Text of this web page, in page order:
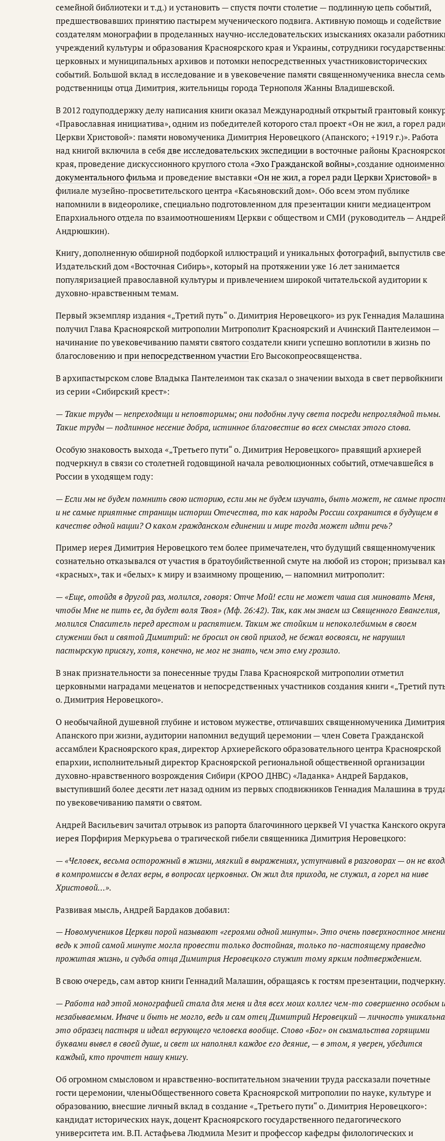
семейной библиотеки и т.д.) и установить — спустя почти столетие — подлинную цепь событий,
предшествовавших принятию пастырем мученического подвига. Активную помощь и содействие
создателям монографии в проделанных научно-исследовательских изысканиях оказали
учреждений культуры и образования Красноярского края и Украины, сотрудники
церковных и муниципальных архивов и потомки непосредственных участниковисторических
событий. Большой вклад в исследование и в увековечение памяти священномученика внесла
родственницы отца Димитрия, жительницы города Тернополя Жанны Владишевской.
В 2012 годуподдержку делу написания книги оказал Международный открытый грантовый
«Православная инициатива», одним из победителей которого стал проект «Он не жил, а горел
Церкви Христовой»: памяти новомученика Димитрия Неровецкого (Апанского; +1919 г.)». Работа
над книгой включила в себя две исследовательских экспедициив восточные районы
края, проведение дискуссионного круглого стола «Эхо Гражданской войны»,создание
документального фильма и проведение выставки«Он не жил, а горел ради Церкви Христовой»в
филиале музейно-просветительского центра «Касьяновский дом». Обо всем этом публике
напомнили в видеоролике, специально подготовленном для презентации книги медиацентром
Епархиального отдела по взаимоотношениям Церкви с обществом и СМИ (руководитель —
Андрюшкин).
Книгу, дополненную обширной подборкой иллюстраций и уникальных фотографий, выпустилв
Издательский дом «Восточная Сибирь», который на протяжении уже 16 лет занимается
популяризацией православной культуры и привлечением широкой читательской аудитории к
духовно-нравственным темам.
Первый экземпляр издания «„Третий путь“ о. Димитрия Неровецкого» из рук Геннадия Малашина
получил Глава Красноярской митрополии Митрополит Красноярский и Ачинский Пантелеимон —
начинание по увековечиванию памяти святого создатели книги успешно воплотили в жизнь по
благословению ипри непосредственном участииЕго Высокопреосвященства.
В архипастырском слове Владыка Пантелеимон так сказал о значении выхода в свет первойкниги
из серии «Сибирский крест»:
— Такие труды — непреходящи и неповторимы; они подобны лучу света посреди непроглядной тьмы.
Такие труды — подлинное несение добра, истинное благовестие во всех смыслах этого слова.
Особую знаковость выхода «„Третьего пути“ о. Димитрия Неровецкого» правящий архиерей
подчеркнул в связи со столетней годовщиной начала революционных событий, отмечавшейся в
России в уходящем году:
— Если мы не будем помнить свою историю, если мы не будем изучать, быть может, не самые
и не самые приятные страницы истории Отечества, то как народы России сохранится в будущем в
качестве одной нации? О каком гражданском единении и мире тогда может идти речь?
Пример иерея Димитрия Неровецкого тем более примечателен, что будущий священномученик
сознательно отказывался от участия в братоубийственной смуте на любой из сторон; призывал
«красных», так и «белых» к миру и взаимному прощению, — напомнил митрополит:
— «Еще, отойдя в другой раз, молился, говоря: Отче Мой! если не может чаша сия миновать Меня,
чтобы Мне не пить ее, да будет воля Твоя» (Мф. 26:42). Так, как мы знаем из Священного Евангелия,
молился Спаситель перед арестом и распятием. Таким же стойким и непоколебимым в своем
служении был и святой Димитрий: не бросил он свой приход, не бежал восвояси, не нарушил
пастырскую присягу, хотя, конечно, не мог не знать, чем это ему грозило.
В знак признательности за понесенные труды Глава Красноярской митрополии отметил
церковными наградами меценатов и непосредственных участников создания книги «„Третий
о. Димитрия Неровецкого».
О необычайной душевной глубине и истовом мужестве, отличавших священномученика Димитрия
Апанского при жизни, аудитории напомнил ведущий церемонии — член Совета Гражданской
ассамблеи Красноярского края, директор Архиерейского образовательного центра Красноярской
епархии, исполнительный директор Красноярской региональной общественной организации
духовно-нравственного возрождения Сибири (КРОО ДНВС) «Ладанка» Андрей Бардаков,
выступивший более десяти лет назад одним из первых сподвижников Геннадия Малашина в
по увековечиванию памяти о святом.
Андрей Васильевич зачитал отрывок из рапорта благочинного церквей VI участка Канского
иерея Порфирия Меркурьева о трагической гибели священника Димитрия Неровецкого:
— «Человек, весьма осторожный в жизни, мягкий в выражениях, уступчивый в разговорах — он не
в компромиссы в делах веры, в вопросах церковных. Он жил для прихода, не служил, а горел на ниве
Христовой…».
Развивая мысль, Андрей Бардаков добавил:
— Новомучеников Церкви порой называют «героями одной минуты». Это очень поверхностное
ведь к этой самой минуте могла провести только достойная, только по-настоящему праведно
прожитая жизнь, и судьба отца Димитрия Неровецкого служит тому ярким подтверждением.
В свою очередь, сам автор книги Геннадий Малашин, обращаясь к гостям презентации,
— Работа над этой монографией стала для меня и для всех моих коллег чем-то совершенно особым
незабываемым. Иначе и быть не могло, ведь и сам отец Димитрий Неровецкий — личность
это образец пастыря и идеал верующего человека вообще. Слово «Бог» он сызмальства горящими
буквами вывел в своей душе, и свет их наполнял каждое его деяние, — в этом, я уверен, убедится
каждый, кто прочтет нашу книгу.
Об огромном смысловом и нравственно-воспитательном значении труда рассказали почетные
гости церемонии, членыОбщественного совета Красноярской митрополии по науке, культуре и
образованию, внесшие личный вклад в создание «„Третьего пути“ о. Димитрия Неровецкого»:
кандидат исторических наук, доцент Красноярского государственного педагогического
университета им. В.П. Астафьева Людмила Мезит и профессор кафедры филологических и